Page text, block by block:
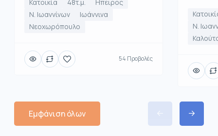
Κατοικία 48τ.μ.
Ηπειρος
Ν. Ιωαννίνων
Ιωάννινα
Νεοχωρόπουλο
54 Προβολές
Ν.
Εμφάνιση όλων